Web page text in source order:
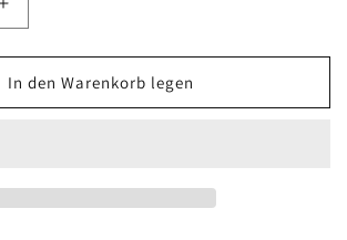
Erhöhe
die
Menge
für
Life
In den Warenkorb legen